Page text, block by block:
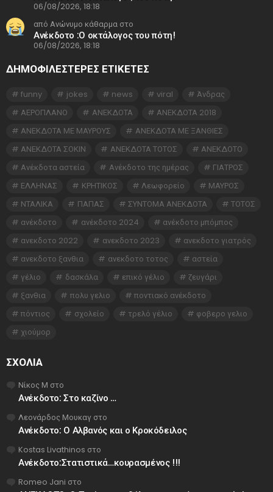
06/08/2026, 18:18
από Ανώνυμο κάθαρμα στο
Ανέκδοτο :Ο οκτάλογος του πότη!
06/08/2026, 18:18
ΔΗΜΟΦΙΛΕΣΤΕΡΕΣ ΕΤΙΚΈΤΕΣ
funny jokes news viral
Άνδρας
ΑΕΡΟΠΛΑΝΟ
ΑΝΕΚΔΟΤΑ
ΑΝΕΚΔΟΤΑ 2018
ΑΝΕΚΔΟΤΑ ΜΕ ΜΑΥΡΟΥΣ
ΑΝΕΚΔΟΤΑ ΜΕ ΞΑΝΘΙΕΣ
ΑΝΕΚΔΟΤΑ ΣΟΚΙΝ
ΑΝΕΚΔΟΤΑ ΤΟΤΟΣ
ΑΝΕΚΔΟΤΟ
Ανέκδοτα αστεία
Ανέκδοτο της ημέρας
ΓΙΑΤΡΟΣ
ΕΛΛΗΝΑΣ
ΚΡΗΤΙΚΟΣ Λεωφορείο
ΜΑΥΡΟΣ
ΝΤΑΛΙΚΑ
ΠΑΠΑΣ ΣΥΝΤΟΜΑ ΑΝΕΚΔΟΤΑ
ΤΟΤΟΣ
ανέκδοτο
ανέκδοτο 2024
ανέκδοτο μπόμπος
ανεκδοτο 2022
ανεκδοτο 2023
ανεκδοτο γιατρός
ανεκδοτο ξανθια
ανεκδοτο τοτος
αστεία
γέλιο
δασκάλα επικό γέλιο
ζευγάρι
ξανθια
πολυ γελιο
ποντιακό ανέκδοτο
πόντιος
σχολείο τρελό γέλιο
φοβερο γελιο
χιούμορ
ΣΧΌΛΙΑ
Νίκος Μ στο
Ανέκδοτο: Στο καζίνο …
Λεονάρδος Μουκαγ στο
Ανέκδοτο: Ο Αλβανός και ο Κροκόδειλος
Kostas Livathinos στο
Ανέκδοτο:Στατιστικά…κουρασμένος !!!
Romeo Jani στο